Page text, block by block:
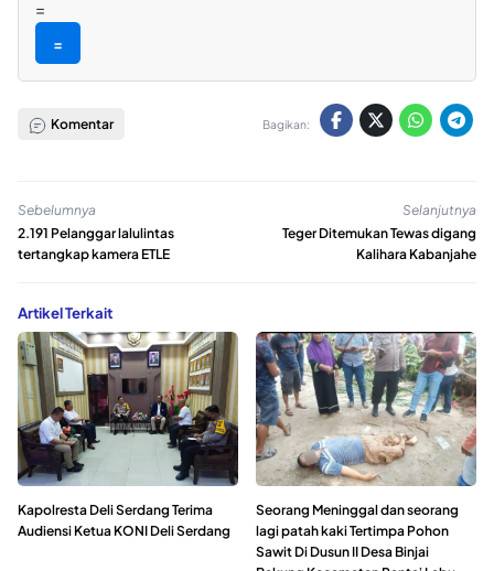
=
=
Komentar Bagikan:
Sebelumnya
2.191 Pelanggar lalulintas
tertangkap kamera ETLE
Selanjutnya
Teger Ditemukan Tewas digang
Kalihara Kabanjahe
Artikel Terkait
Kapolresta Deli Serdang Terima
Audiensi Ketua KONI Deli Serdang
Seorang Meninggal dan seorang
lagi patah kaki Tertimpa Pohon
Sawit Di Dusun II Desa Binjai